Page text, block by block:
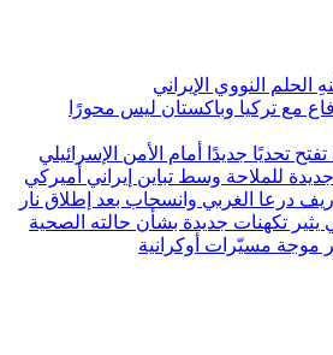
النووي الإيراني
مع تركيا وباكستان ليس محورًا
تحديًا جديدًا أمام الأمن الإسرائيلي
للملاحة وسط تباين إيراني أميركي
درعا الغربي وانسحاب بعد إطلاق نار
تكهنات جديدة بشأن حالته الصحية
موجة مسيّرات أوكرانية